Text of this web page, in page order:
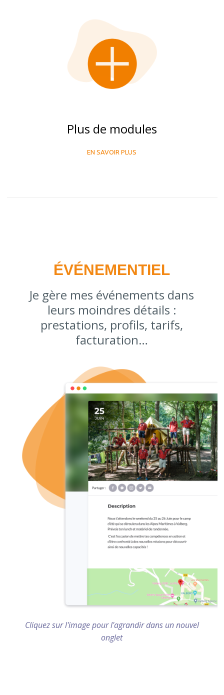
Plus de modules
EN SAVOIR PLUS
ÉVÉNEMENTIEL
Je gère mes événements dans
leurs moindres détails :
prestations, profils, tarifs,
facturation…
Cliquez sur l'image pour l'agrandir dans un nouvel
onglet